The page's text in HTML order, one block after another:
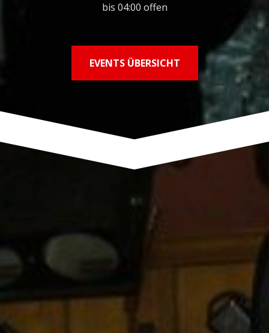
bis 04:00 offen
EVENTS ÜBERSICHT